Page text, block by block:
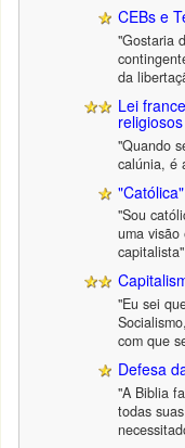
CEBs e
"Gostaria
da
Lei
religiosos
"Quando
calúnia, é
"Sou
uma visão
capitalista"
"Eu sei
com que
Defesa
"A Biblia
todas